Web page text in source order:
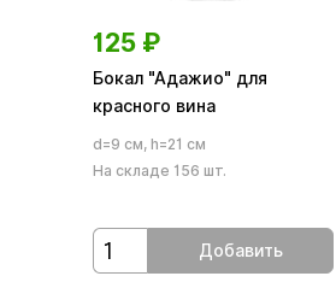
125 ₽
Бокал "Адажио" для
красного вина
d=9 см, h=21 см
На складе 156 шт.
Добавить